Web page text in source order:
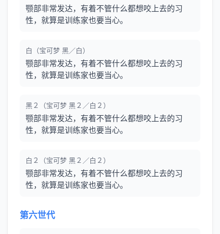
颚部非常发达，有着不管什么都想咬上去的习
性，就算是训练家也要当心。
白（宝可梦 黑／白）
颚部非常发达，有着不管什么都想咬上去的习
性，就算是训练家也要当心。
黑２（宝可梦 黑２／白２）
颚部非常发达，有着不管什么都想咬上去的习
性，就算是训练家也要当心。
白２（宝可梦 黑２／白２）
颚部非常发达，有着不管什么都想咬上去的习
性，就算是训练家也要当心。
第六世代